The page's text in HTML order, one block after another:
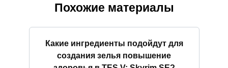
Похожие материалы
Какие ингредиенты подойдут для
создания зелья повышение